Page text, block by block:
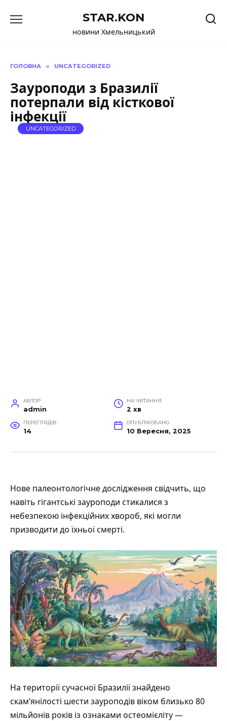
до
STAR.KON
новини Хмельницький
ГОЛОВНА » UNCATEGORIZED
Зауроподи з Бразилії
потерпали від кісткової
інфекції
UNCATEGORIZED
АВТОР
admin
НА ЧИТАННЯ
2 хв
ПЕРЕГЛЯДІВ
14
ОПУБЛІКОВАНО
10 Вересня, 2025
Нове палеонтологічне дослідження свідчить, що
навіть гігантські зауроподи стикалися з
небезпекою інфекційних хвороб, які могли
призводити до їхньої смерті.
На території сучасної Бразилії знайдено
скам’янілості шести зауроподів віком близько 80
мільйонів років із ознаками остеомієліту —